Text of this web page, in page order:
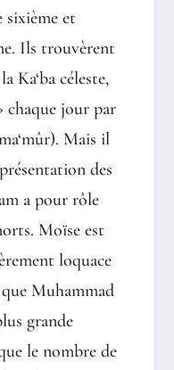
sixième et
Ils trouvèrent
Ka‘ba céleste,
chaque jour par
Mais il
des
a pour rôle
Moïse est
loquace
Muhammad
grande
le nombre de